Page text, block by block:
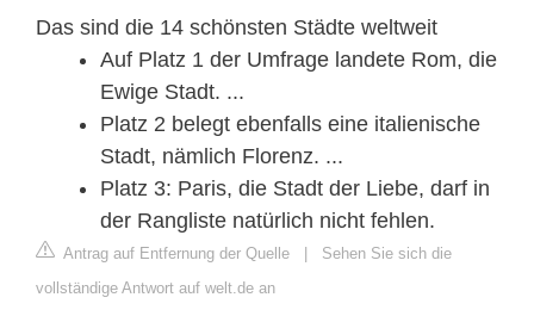
Das sind die 14 schönsten Städte weltweit
Auf Platz 1 der Umfrage landete Rom, die
Ewige Stadt. ...
Platz 2 belegt ebenfalls eine italienische
Stadt, nämlich Florenz. ...
Platz 3: Paris, die Stadt der Liebe, darf in
der Rangliste natürlich nicht fehlen.
Antrag auf Entfernung der Quelle
Sehen Sie sich die
vollständige Antwort auf welt.de an